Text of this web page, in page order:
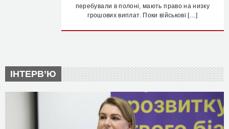
перебували в полоні, мають право на низку
грошових виплат. Поки військові […]
ІНТЕРВ’Ю